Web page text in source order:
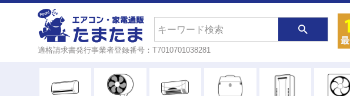
適格請求書発行事業者登録番号：T7010701038281